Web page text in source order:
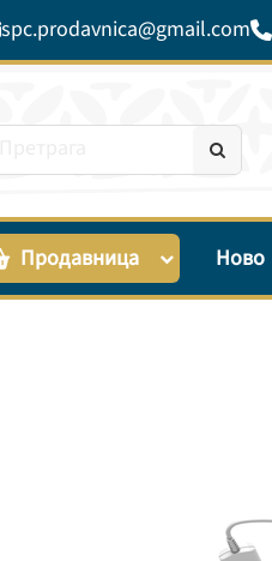
spc.prodavnica@gmail.com
Продавница Ново